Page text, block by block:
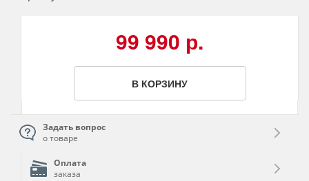
99 990 р.
В КОРЗИНУ
Задать вопрос
о товаре
Оплата
заказа